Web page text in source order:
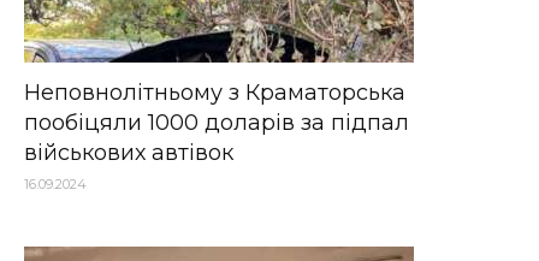
Неповнолітньому з Краматорська
пообіцяли 1000 доларів за підпал
військових автівок
16.09.2024